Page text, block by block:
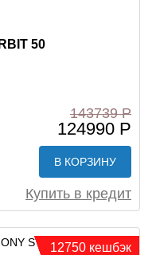
50
143739 Р
124990 Р
В КОРЗИНУ
Купить в кредит
12750 кешбэк